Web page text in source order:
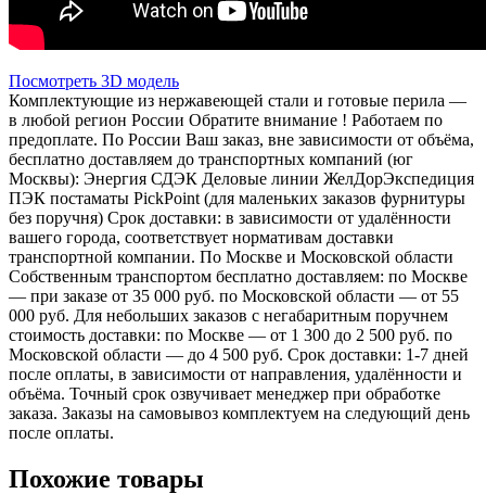
Посмотреть 3D модель
Комплектующие из нержавеющей стали и готовые перила —
в любой регион России Обратите внимание ! Работаем по
предоплате. По России Ваш заказ, вне зависимости от объёма,
бесплатно доставляем до транспортных компаний (юг
Москвы): Энергия СДЭК Деловые линии ЖелДорЭкспедиция
ПЭК постаматы PickPoint (для маленьких заказов фурнитуры
без поручня) Срок доставки: в зависимости от удалённости
вашего города, соответствует нормативам доставки
транспортной компании. По Москве и Московской области
Собственным транспортом бесплатно доставляем: по Москве
— при заказе от 35 000 руб. по Московской области — от 55
000 руб. Для небольших заказов с негабаритным поручнем
стоимость доставки: по Москве — от 1 300 до 2 500 руб. по
Московской области — до 4 500 руб. Срок доставки: 1-7 дней
после оплаты, в зависимости от направления, удалённости и
объёма. Точный срок озвучивает менеджер при обработке
заказа. Заказы на самовывоз комплектуем на следующий день
после оплаты.
Похожие товары